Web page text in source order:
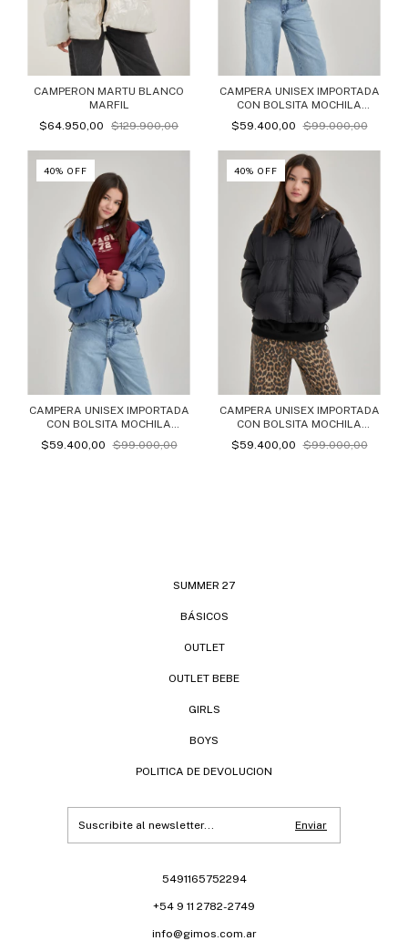
CAMPERON MARTU BLANCO
MARFIL
$64.950,00
$129.900,00
CAMPERA UNISEX IMPORTADA
CON BOLSITA MOCHILA
$59.400,00 $99.000,00
40% OFF
CAMPERA UNISEX IMPORTADA
CON BOLSITA MOCHILA
MARTU AZUL
$59.400,00 $99.000,00
40% OFF
CAMPERA UNISEX IMPORTADA
CON BOLSITA MOCHILA
MARTU NEGRO
$59.400,00 $99.000,00
SUMMER 27
BÁSICOS
OUTLET
OUTLET BEBE
GIRLS
BOYS
POLITICA DE DEVOLUCION
5491165752294
+54 9 11 2782-2749
info@gimos.com.ar